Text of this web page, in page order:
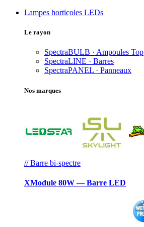
Lampes horticoles LEDs
Le rayon
SpectraBULB · Ampoules Top
SpectraLINE · Barres
SpectraPANEL · Panneaux
Nos marques
// Barre bi-spectre
XModule 80W — Barre LED